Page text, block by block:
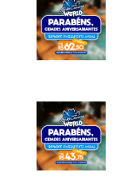
INFO
INFO